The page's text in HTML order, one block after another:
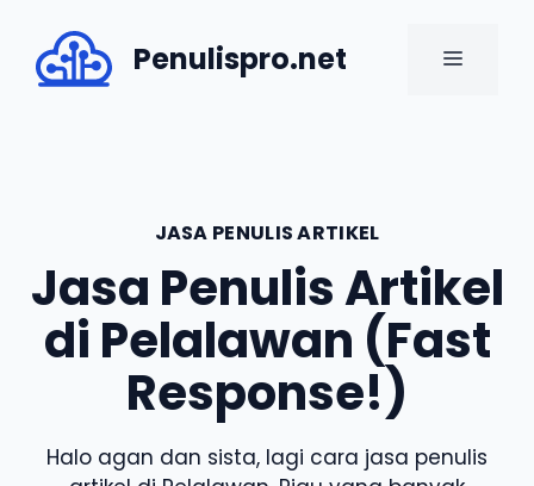
content
Penulispro.net MENU
JASA PENULIS ARTIKEL
Jasa Penulis Artikel
di Pelalawan (Fast
Response!)
Halo agan dan sista, lagi cara jasa penulis